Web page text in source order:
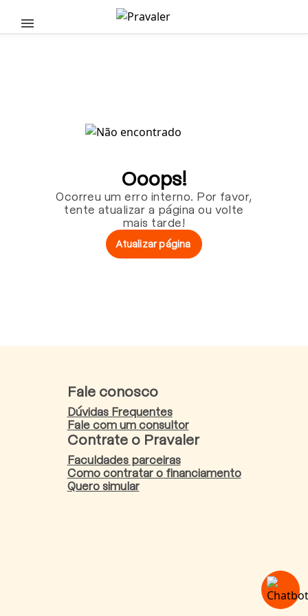
Pular para o conteúdo principal
Ooops!
Ocorreu um erro interno. Por favor,
tente atualizar a página ou volte
mais tarde!
Atualizar página
Fale conosco
Dúvidas Frequentes
Fale com um consultor
Contrate o Pravaler
Faculdades parceiras
Como contratar o financiamento
Quero simular